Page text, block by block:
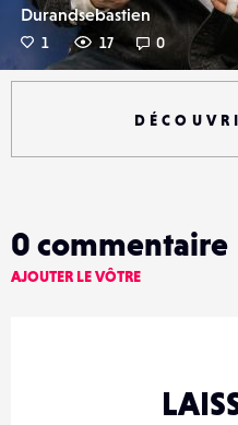
Durandsebastien
1 17 0
0 commentaire
AJOUTER LE VÔTRE